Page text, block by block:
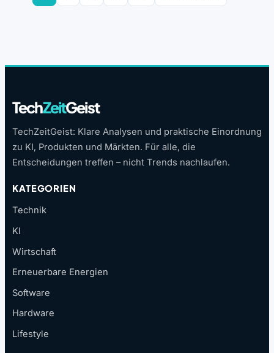
TechZeitGeist
TechZeitGeist: Klare Analysen und praktische Einordnung
zu KI, Produkten und Märkten. Für alle, die
Entscheidungen treffen – nicht Trends nachlaufen.
KATEGORIEN
Technik
KI
Wirtschaft
Erneuerbare Energien
Software
Hardware
Lifestyle